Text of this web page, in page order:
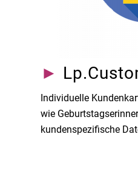
►
Individuelle
wie
kundenspezifische